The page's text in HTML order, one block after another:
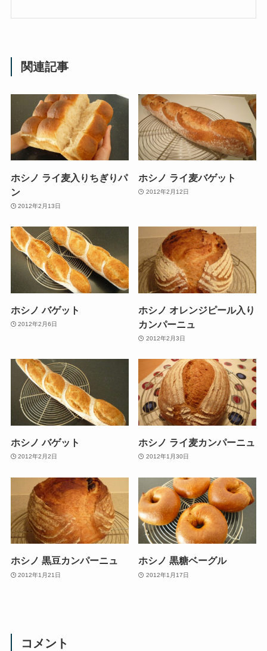
関連記事
ホシノ ライ麦入りちぎりパ
ン
2012年2月13日
ホシノ ライ麦バゲット
2012年2月12日
ホシノ バゲット
2012年2月6日
ホシノ オレンジピール入り
カンパーニュ
2012年2月3日
ホシノ バゲット
2012年2月2日
ホシノ ライ麦カンパーニュ
2012年1月30日
ホシノ 黒豆カンパーニュ
2012年1月21日
ホシノ 黒糖ベーグル
2012年1月17日
コメント